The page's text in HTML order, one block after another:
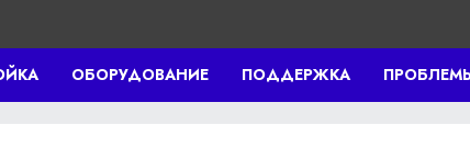
ОБОРУДОВАНИЕ ПОДДЕРЖКА